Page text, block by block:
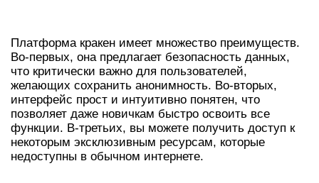
Платформа кракен имеет множество преимуществ.
Во-первых, она предлагает безопасность данных,
что критически важно для пользователей,
желающих сохранить анонимность. Во-вторых,
интерфейс прост и интуитивно понятен, что
позволяет даже новичкам быстро освоить все
функции. В-третьих, вы можете получить доступ к
некоторым эксклюзивным ресурсам, которые
недоступны в обычном интернете.